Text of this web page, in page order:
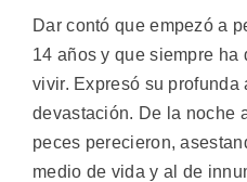
Dar contó que empezó a
14 años y que siempre
vivir. Expresó su profunda
devastación. De la noche
peces perecieron,
medio de vida y al de